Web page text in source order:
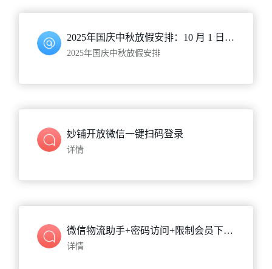
2025年国庆中秋放假安排：10 月 1 日至 10 月 7日休息，10月08日和10月11日正常上班
2025年国庆中秋放假安排
妙铺开放微信一键扫码登录
详情
微信物流助手+密码访问+限制会员下单功能重磅发布！
详情